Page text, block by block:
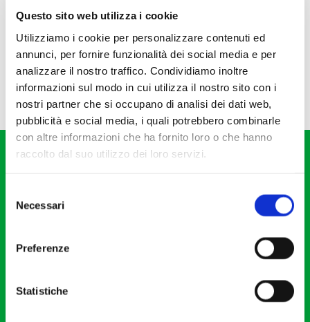
Questo sito web utilizza i cookie
Utilizziamo i cookie per personalizzare contenuti ed
annunci, per fornire funzionalità dei social media e per
analizzare il nostro traffico. Condividiamo inoltre
informazioni sul modo in cui utilizza il nostro sito con i
nostri partner che si occupano di analisi dei dati web,
pubblicità e social media, i quali potrebbero combinarle
con altre informazioni che ha fornito loro o che hanno
raccolto dal suo utilizzo dei loro servizi.
delNecessari
Preferenze
Statistiche
Via S. Giovanni sul Muro, 2
Cod. Fisc. 80078650159